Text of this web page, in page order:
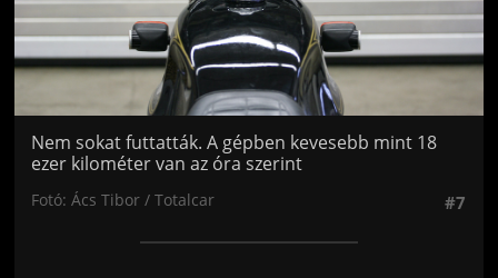
Nem sokat futtatták. A gépben kevesebb mint 18
ezer kilométer van az óra szerint
Fotó: Ács Tibor / Totalcar #7